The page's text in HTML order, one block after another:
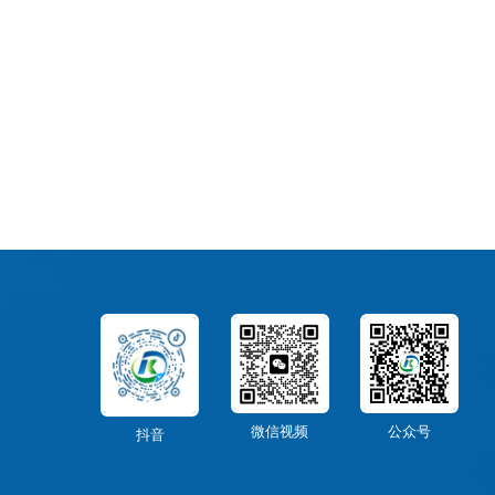
抖音 微信视频 公众号